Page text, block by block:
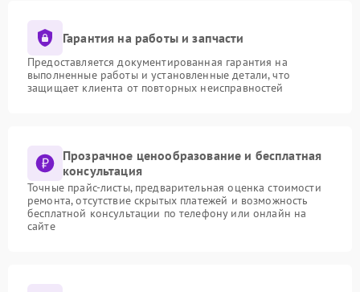
Гарантия на работы и запчасти
Предоставляется документированная гарантия на
выполненные работы и установленные детали, что
защищает клиента от повторных неисправностей
Прозрачное ценообразование и бесплатная
консультация
Точные прайс-листы, предварительная оценка стоимости
ремонта, отсутствие скрытых платежей и возможность
бесплатной консультации по телефону или онлайн на
сайте